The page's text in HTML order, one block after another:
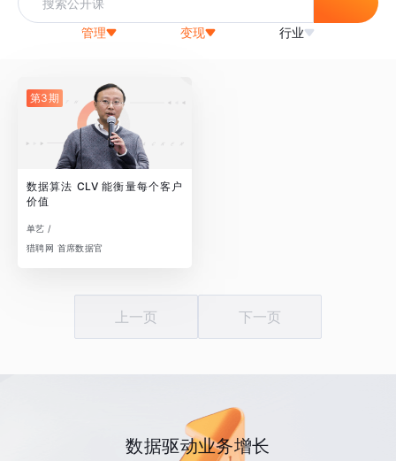
管理 变现 行业
第3期
数据算法 CLV 能衡量每个客户
价值
单艺 /
猎聘网 首席数据官
上一页 下一页
数据驱动业务增长